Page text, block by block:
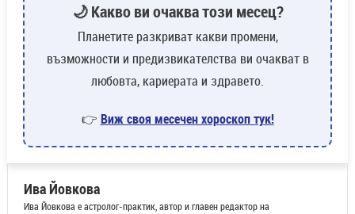
🌙 Какво ви очаква този месец?
Планетите разкриват какви промени,
възможности и предизвикателства ви очакват в
любовта, кариерата и здравето.
👉 Виж своя месечен хороскоп тук!
Ива Йовкова
Ива Йовкова е астролог-практик, автор и главен редактор на